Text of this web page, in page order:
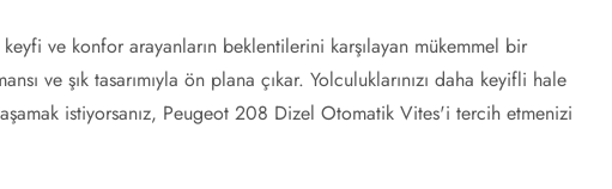
ve konfor arayanların beklentilerini karşılayan mükemmel bir
ve şık tasarımıyla ön plana çıkar. Yolculuklarınızı daha keyifli hale
istiyorsanız, Peugeot 208 Dizel Otomatik Vites'i tercih etmenizi